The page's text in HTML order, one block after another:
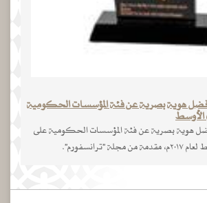
لأفضل هوية بصرية عن فئة المؤسسات الحكومية
هوية بصرية عن فئة المؤسسات الحكومية على